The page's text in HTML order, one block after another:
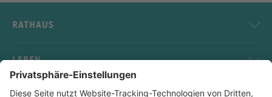
RATHAUS
LEBEN